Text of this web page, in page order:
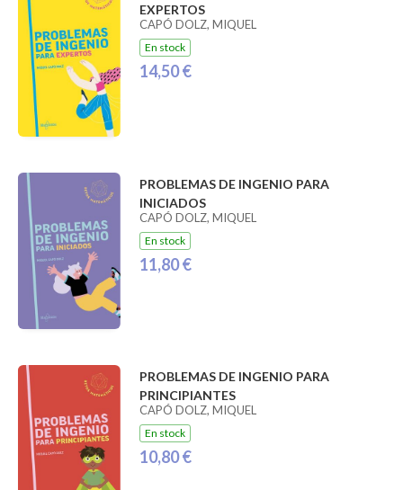
EXPERTOS
CAPÓ DOLZ, MIQUEL
En stock
14,50 €
PROBLEMAS DE INGENIO PARA
INICIADOS
CAPÓ DOLZ, MIQUEL
En stock
11,80 €
PROBLEMAS DE INGENIO PARA
PRINCIPIANTES
CAPÓ DOLZ, MIQUEL
En stock
10,80 €